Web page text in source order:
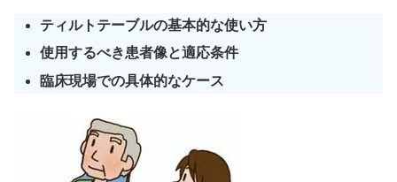
ティルトテーブルの基本的な使い方
使用するべき患者像と適応条件
臨床現場での具体的なケース